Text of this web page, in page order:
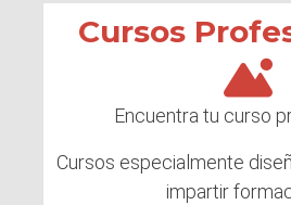
Cursos
Encuentra tu curso
Cursos especialmente
impartir